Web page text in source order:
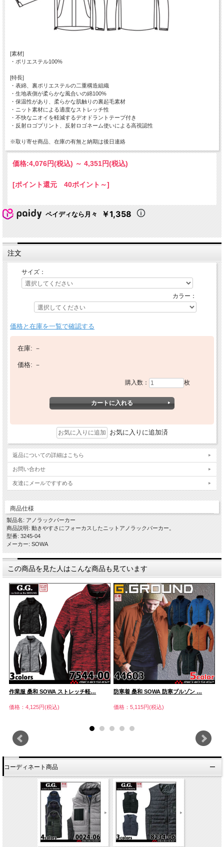
[素材]
・ポリエステル100%
[特長]
・表綿、裏ポリエステルの二重構造組織
・生地表側が柔らかな風合いの綿100%
・保温性があり、柔らかな肌触りの裏起毛素材
・ニット素材による適度なストレッチ性
・不快なニオイを軽減するデオドラントテープ付き
・反射ロゴプリント、反射ロゴネーム使いによる高視認性
※取り寄せ商品、在庫の有無と納期は後日連絡
価格:4,076円(税込) ～ 4,351円(税込)
[ポイント還元 40ポイント～]
ペイディなら月々 ￥1,358
注文
サイズ：
カラー：
価格と在庫を一覧で確認する
在庫: －
価格: －
購入数： 枚
お気に入りに追加済
返品についての詳細はこちら
お問い合わせ
友達にメールですすめる
商品仕様
製品名: アノラックパーカー
商品説明: 動きやすさにフォーカスしたニットアノラックパーカー。
型番: 3245-04
メーカー: SOWA
この商品を見た人はこんな商品も見ています
作業服 桑和 SOWA ストレッチ軽…
価格：4,125円(税込)
防寒着 桑和 SOWA 防寒ブルゾン …
価格：5,115円(税込)
コーディネート商品